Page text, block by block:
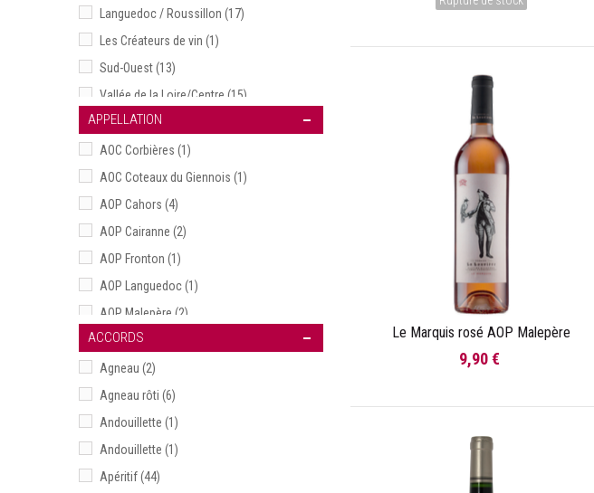
Languedoc / Roussillon (17)
Les Créateurs de vin (1)
Sud-Ouest(13)
Vallée de la Loire/Centre (15)
Vallée du Rhône
APPELLATION
AOC Corbières (1)
AOC Coteaux du Giennois (1)
AOP Cahors (4)
AOP Cairanne (2)
AOP Fronton (1)
AOP Languedoc(1)
AOP Malepère (2)
AOP Rasteau
Beaujolais(1)
Bergerac(1)
Bergerac Rosé(1)
Bordeaux Clairet
Bordeaux rosé
ACCORDS
Agneau (2)
Agneau rôti (6)
Andouillette (1)
Andouillette (1)
Apéritif(44)
Ajouter au panier
Le Marquis rosé AOP Malepère
9,90 €